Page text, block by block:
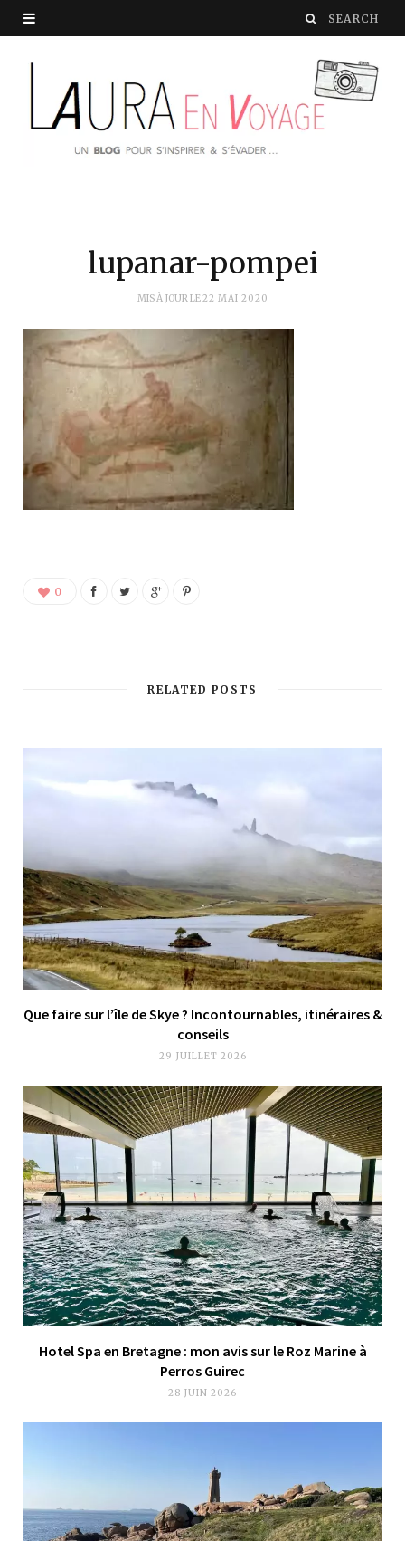
lupanar-pompei
MIS À JOUR LE22 MAI 2020
0
RELATED POSTS
Que faire sur l’île de Skye ? Incontournables, itinéraires &
conseils
29 JUILLET 2026
Hotel Spa en Bretagne : mon avis sur le Roz Marine à
Perros Guirec
28 JUIN 2026